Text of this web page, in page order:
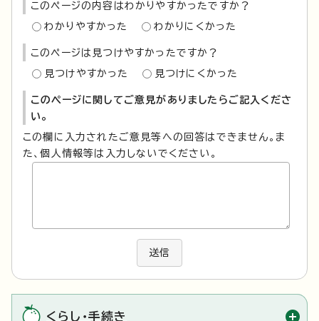
このページの内容はわかりやすかったですか？
わかりやすかった わかりにくかった
このページは見つけやすかったですか？
見つけやすかった 見つけにくかった
このページに関してご意見がありましたらご記入くださ
い。
この欄に入力されたご意見等への回答はできません。ま
た、個人情報等は入力しないでください。
送信
くらし・手続き